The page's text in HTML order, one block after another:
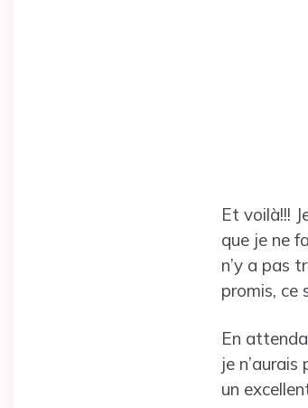
Et voilà!!!
que je ne
n’y a pas
promis, ce
En
je
un